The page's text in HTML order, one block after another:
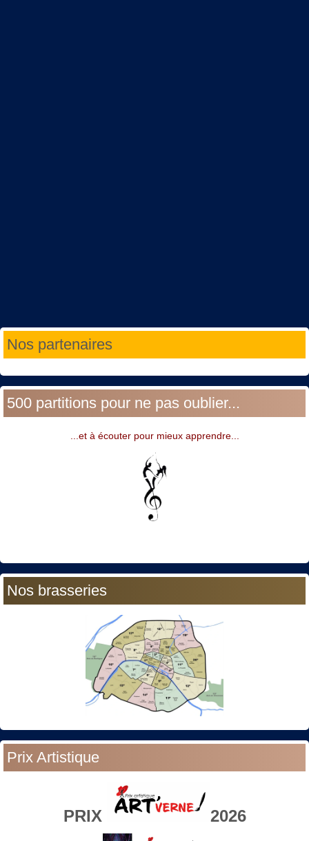
Nos partenaires
500 partitions pour ne pas oublier...
...et à écouter pour mieux apprendre...
Nos brasseries
Prix Artistique
PRIX 2026
Année
précédente
Mois
précédent
Année
suivante
Mois
suivant